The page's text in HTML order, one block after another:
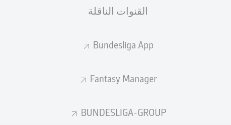
القنوات الناقلة
Bundesliga App
Fantasy Manager
BUNDESLIGA-GROUP
إحصائيات موسم 2026/2027